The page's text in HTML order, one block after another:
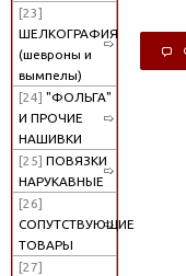
[23]
ШЕЛКОГРАФИЯ
(шевроны и
вымпелы)
[24] "ФОЛЬГА"
И ПРОЧИЕ
НАШИВКИ
[25] ПОВЯЗКИ
НАРУКАВНЫЕ
[26]
СОПУТСТВУЮЩИЕ
ТОВАРЫ
[27]